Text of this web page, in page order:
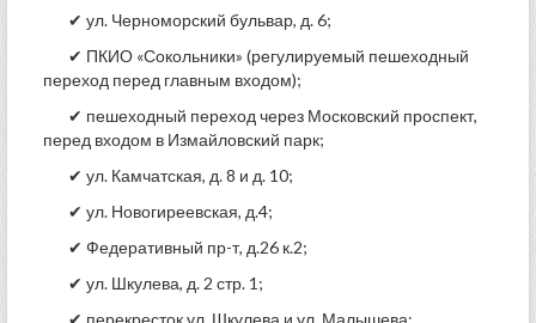
✔ ул. Черноморский бульвар, д. 6;
✔ ПКИО «Сокольники» (регулируемый пешеходный
переход перед главным входом);
✔ пешеходный переход через Московский проспект,
перед входом в Измайловский парк;
✔ ул. Камчатская, д. 8 и д. 10;
✔ ул. Новогиреевская, д.4;
✔ Федеративный пр-т, д.26 к.2;
✔ ул. Шкулева, д. 2 стр. 1;
✔ перекресток ул. Шкулева и ул. Малышева;